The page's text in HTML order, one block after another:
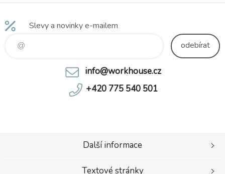
Slevy a novinky e-mailem
odebírat
info@workhouse.cz
+420 775 540 501
Další informace
Textové stránky